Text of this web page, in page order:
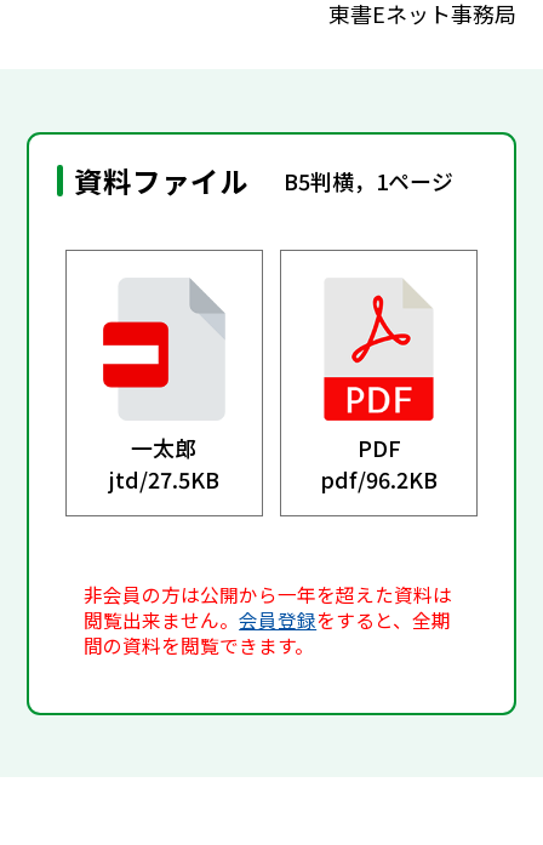
東書Eネット事務局
資料ファイル B5判横，1ページ
一太郎
jtd/27.5KB
PDF
pdf/96.2KB
非会員の方は公開から一年を超えた資料は
閲覧出来ません。会員登録をすると、全期
間の資料を閲覧できます。